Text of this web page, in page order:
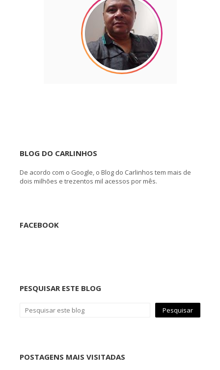
BLOG DO CARLINHOS
De acordo com o Google, o Blog do Carlinhos tem mais de
dois milhões e trezentos mil acessos por mês.
FACEBOOK
PESQUISAR ESTE BLOG
POSTAGENS MAIS VISITADAS